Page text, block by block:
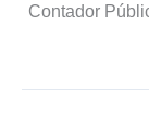
Contador